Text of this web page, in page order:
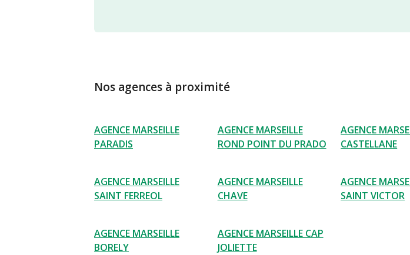
Nos agences à proximité
AGENCE MARSEILLE
PARADIS
AGENCE MARSEILLE
ROND POINT DU PRADO
AGENCE
CASTELLANE
AGENCE MARSEILLE
SAINT FERREOL
AGENCE MARSEILLE
CHAVE
AGENCE
SAINT VICTOR
AGENCE MARSEILLE
BORELY
AGENCE MARSEILLE CAP
JOLIETTE